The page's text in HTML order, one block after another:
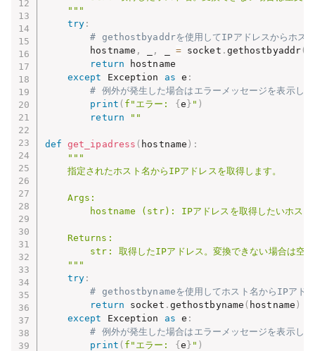
    """
try :
# gethostbyaddrを使用してIPアドレスからホス
        hostname
, , = socket . gethostbyaddr(
return hostname
except
Exception as e :
# 例外が発生した場合はエラーメッセージを表示し
print ( f"エラー: {e} " )
return
""
def get_ipadress ( hostname ) :
"""
    指定されたホスト名からIPアドレスを取得します。
    Args:
hostname (str): IPアドレスを取得したいホスト
    Returns:
str: 取得したIPアドレス。変換できない場合は空文
    """
try :
# gethostbynameを使用してホスト名からIPアド
return socket . gethostbyname ( hostname )
except
Exception as e :
# 例外が発生した場合はエラーメッセージを表示し
print ( f"エラー: {e} " )